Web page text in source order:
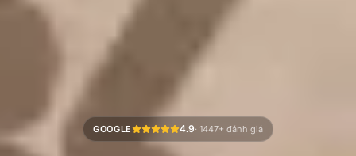
GOOGLE 4.9· 1447+ đánh giá